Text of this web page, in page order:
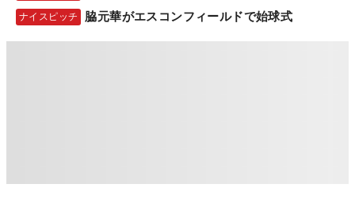
ナイスピッチ 脇元華がエスコンフィールドで始球式